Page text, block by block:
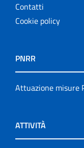
Contatti
Cookie policy
PNRR
Attuazione misure
ATTIVITÀ